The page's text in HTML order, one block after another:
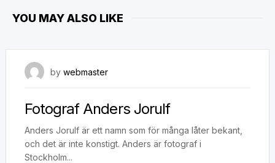
YOU MAY ALSO LIKE
by webmaster
Fotograf Anders Jorulf
Anders Jorulf är ett namn som för många låter bekant,
och det är inte konstigt. Anders är fotograf i
Stockholm...